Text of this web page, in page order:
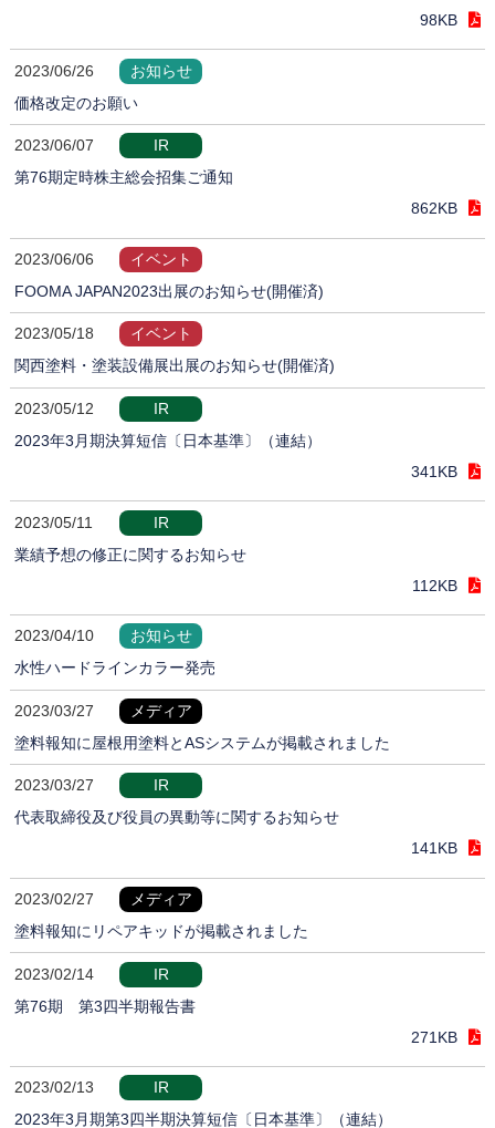
98KB
2023/06/26
お知らせ
価格改定のお願い
2023/06/07
IR
第76期定時株主総会招集ご通知
862KB
2023/06/06
イベント
FOOMA JAPAN2023出展のお知らせ(開催済)
2023/05/18
イベント
関西塗料・塗装設備展出展のお知らせ(開催済)
2023/05/12
IR
2023年3月期決算短信〔日本基準〕（連結）
341KB
2023/05/11
IR
業績予想の修正に関するお知らせ
112KB
2023/04/10
お知らせ
水性ハードラインカラー発売
2023/03/27
メディア
塗料報知に屋根用塗料とASシステムが掲載されました
2023/03/27
IR
代表取締役及び役員の異動等に関するお知らせ
141KB
2023/02/27
メディア
塗料報知にリペアキッドが掲載されました
2023/02/14
IR
第76期 第3四半期報告書
271KB
2023/02/13
IR
2023年3月期第3四半期決算短信〔日本基準〕（連結）